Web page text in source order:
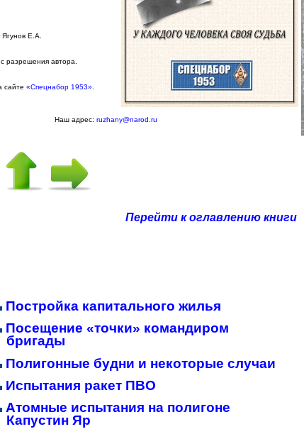
Ягунов Е.А.
разрешения автора.
сайте «Спецнабор 1953».
Наш адрес: ruzhany@narod.ru
Перейти к оглавлению книги
Постройка капитального жилья
Посещение «точки» командиром
бригады
Полигонные будни и некоторые случаи
Испытания ракет ПВО
Атомные испытания на полигоне
Капустин Яр